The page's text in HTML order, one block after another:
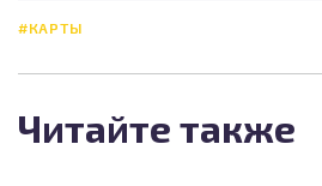
#КАРТЫ
Читайте также